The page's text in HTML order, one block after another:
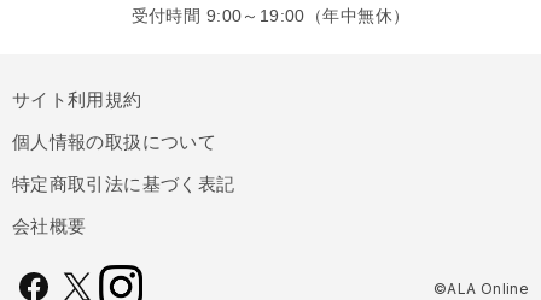
受付時間 9:00～19:00（年中無休）
サイト利用規約
個人情報の取扱について
特定商取引法に基づく表記
会社概要
©ALA Online